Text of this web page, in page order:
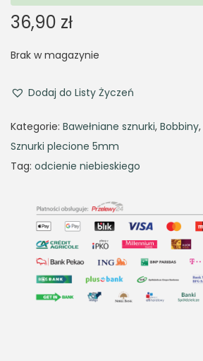
36,90 zł
Brak w magazynie
Dodaj do Listy Życzeń
Kategorie: Bawełniane sznurki, Bobbiny,
Sznurki plecione 5mm
Tag: odcienie niebieskiego